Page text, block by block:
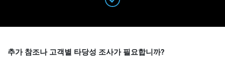
추가 참조나 고객별 타당성 조사가 필요합니까?